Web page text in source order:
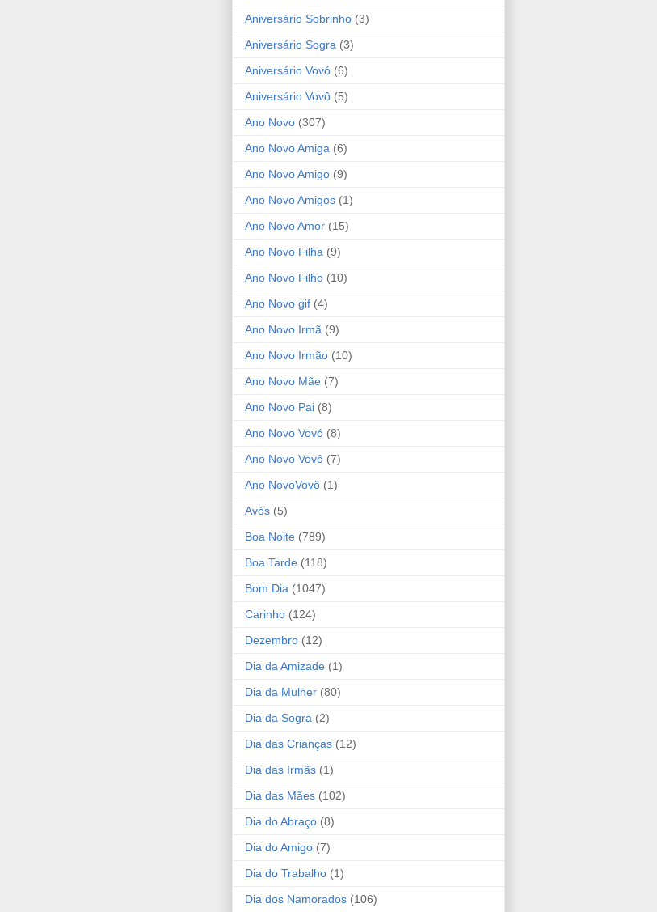
Aniversário Sobrinho (3)
Aniversário Sogra (3)
Aniversário Vovó (6)
Aniversário Vovô (5)
Ano Novo (307)
Ano Novo Amiga (6)
Ano Novo Amigo (9)
Ano Novo Amigos (1)
Ano Novo Amor (15)
Ano Novo Filha (9)
Ano Novo Filho (10)
Ano Novo gif (4)
Ano Novo Irmã (9)
Ano Novo Irmão (10)
Ano Novo Mãe (7)
Ano Novo Pai (8)
Ano Novo Vovó (8)
Ano Novo Vovô (7)
Ano NovoVovô (1)
Avós (5)
Boa Noite (789)
Boa Tarde (118)
Bom Dia (1047)
Carinho (124)
Dezembro (12)
Dia da Amizade (1)
Dia da Mulher (80)
Dia da Sogra (2)
Dia das Crianças (12)
Dia das Irmãs (1)
Dia das Mães (102)
Dia do Abraço (8)
Dia do Amigo (7)
Dia do Trabalho (1)
Dia dos Namorados (106)